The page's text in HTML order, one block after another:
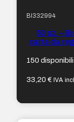
BI332994
50 pz. –
carta da
150 disponibili
33,20€ IVA